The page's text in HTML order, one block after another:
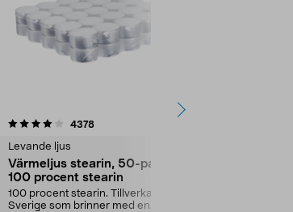
4378recensioner
Levande ljus
Värmeljus stearin, 50-pack,
100 procent stearin
100 procent stearin. Tillverkade i
Sverige som brinner med en
4.5av 5 stjärnor